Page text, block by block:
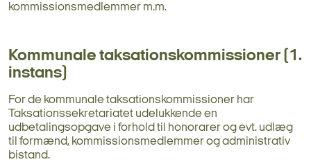
kommissionsmedlemmer m.m.
Kommunale taksationskommissioner (1.
instans)
For de kommunale taksationskommissioner har
Taksationssekretariatet udelukkende en
udbetalingsopgave i forhold til honorarer og evt. udlæg
til formænd, kommissionsmedlemmer og administrativ
bistand.